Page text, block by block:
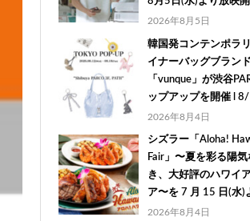
2026年8月5日
韓国発コンテンポラ
イナーバッグブランド
「vunque」が渋谷
ップアップを開催 l
2026年8月4日
シズラー「Aloha!
Fair」〜夏を彩る陽気
き、大好評のハワイ
ア〜を 7 月 15 日(水)
2026年8月4日